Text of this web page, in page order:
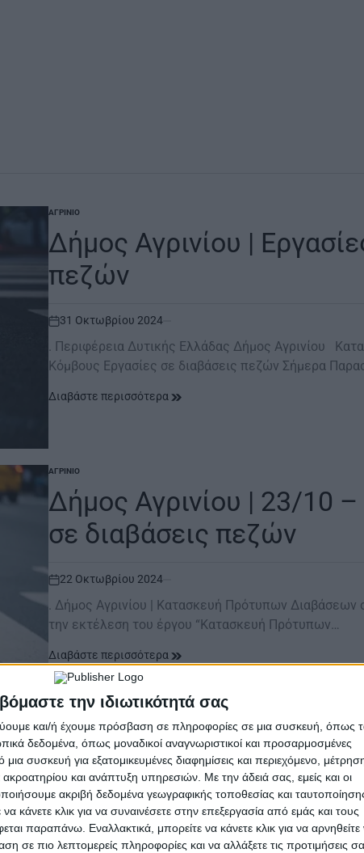
την ιδιωτικότητά σας
και/ή έχουμε πρόσβαση σε πληροφορίες σε μια συσκευή, όπως
δεδομένα, όπως μοναδικοί αναγνωριστικοί και προσαρμοσμένες
συσκευή για εξατομικευμένες διαφημίσεις και περιεχόμενο,
και ανάπτυξη υπηρεσιών. Με την άδειά σας, εμείς και οι
ακριβή δεδομένα γεωγραφικής τοποθεσίας και
κλικ για να συναινέσετε στην επεξεργασία από εμάς και τους
παραπάνω. Εναλλακτικά, μπορείτε να κάνετε κλικ για να αρνηθείτε
σε πιο λεπτομερείς πληροφορίες και να αλλάξετε τις προτιμήσεις
POSTED
ΑΓΡΊΝΙΟ
Δήμος Αγρινίου |
πεζών
on
31 Οκτωβρίου 2024
. Περιφέρεια Δυτικής Ελλάδας Δήμος Αγρινίου
Κόμβους Eργασίες σε διαβάσεις πεζών Σήμερα
Διαβάστε περισσότερα
POSTED
ΑΓΡΊΝΙΟ
Δήμος Αγρινίου | 23/10
σε διαβάσεις πεζών
on
22 Οκτωβρίου 2024
. Δήμος Αγρινίου | Κατασκευή Πρότυπων Διαβάσεων
την εκτέλεση του έργου “Κατασκευή Πρότυπων…
Διαβάστε περισσότερα
POSTED
IN
ΑΓΡΊΝΙΟ
Αγρίνιο | 25 – 29/09 |
εργασίες στις διαβάσεις
on
29 Σεπτεμβρίου 2024